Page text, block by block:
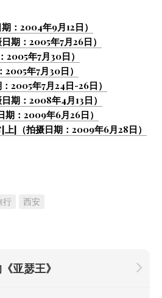
：2004年9月12日）
期：2005年7月26日）
2005年7月30日）
2005年7月30日）
2005年7月24日-26日）
期：2008年4月13日）
期：2009年6月26日）
上]（拍摄日期：2009年6月28日）
行 西安
亚瑟王》